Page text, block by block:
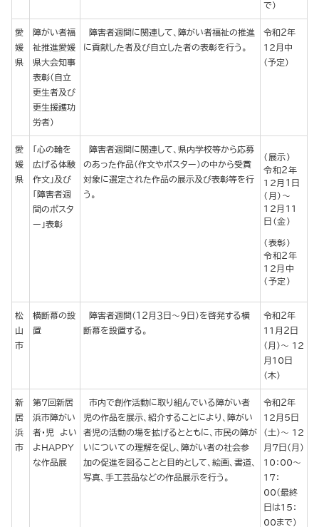
で）
愛
媛
県
障がい者福
祉推進愛媛
県大会知事
表彰（自立
更生者及び
更生援護功
労者）
障害者週間に関連して、障がい者福祉の推進
に貢献した者及び自立した者の表彰を行う。
令和２年
12月中
（予定）
愛
媛
県
「心の輪を
広げる体験
作文」及び
「障害者週
間のポスタ
ー」表彰
障害者週間に関連して、県内学校等から応募
のあった作品（作文やポスター）の中から受賞
対象に選定された作品の展示及び表彰等を行
う。
（展示）
令和２年
12月１日
（月）～
12月11
日（金）
（表彰）
令和２年
12月中
（予定）
松
山
市
横断幕の設
置
障害者週間（１２月３日～９日）を啓発する横
断幕を設置する。
令和２年
11月２日
（月）～ 12
月10日
（木）
新
居
浜
市
第7回新居
浜市障がい
者・児 よい
よＨＡＰＰＹ
な作品展
市内で創作活動に取り組んでいる障がい者
児の作品を展示、紹介することにより、障がい
者児の活動の場を拡げるとともに、市民の障が
いについての理解を促し、障がい者の社会参
加の促進を図ることと目的として、絵画、書道、
写真、手工芸品などの作品展示を行う。
令和２年
12月５日
（土）～ 12
月７日（月）
10：00～
17：
00（最終
日は15：
00まで）